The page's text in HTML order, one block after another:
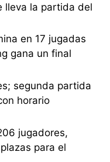
lleva la partida del
en 17 jugadas
gana un final
segunda partida
horario
jugadores,
para el